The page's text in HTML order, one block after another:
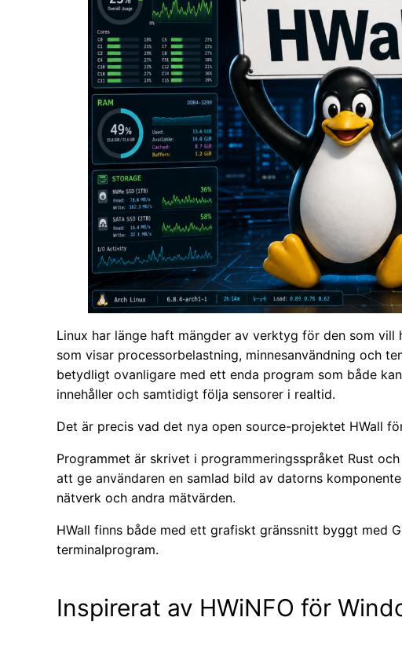
Linux har länge haft mängder av verktyg för den som vill
som visar processorbelastning, minnesanvändning och
betydligt ovanligare med ett enda program som både
innehåller och samtidigt följa sensorer i realtid.
Det är precis vad det nya open source-projektet HWall
Programmet är skrivet i programmeringsspråket Rust
att ge användaren en samlad bild av datorns
nätverk och andra mätvärden.
HWall finns både med ett grafiskt gränssnitt byggt med
terminalprogram.
Inspirerat av HWiNFO för